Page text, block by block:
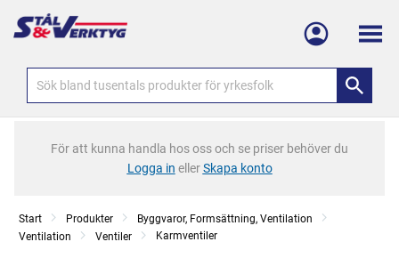
Meny
För att kunna handla hos oss och se priser behöver du
Logga in ellerSkapa konto
Start Produkter
Byggvaror, Formsättning, Ventilation
Ventilation
Ventiler Karmventiler